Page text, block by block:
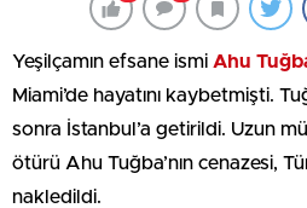
Yeşilçamın efsane ismi Ahu
Miami’de hayatını kaybetmişti.
sonra İstanbul’a getirildi. Uzun
ötürü Ahu Tuğba’nın cenazesi,
nakledildi.